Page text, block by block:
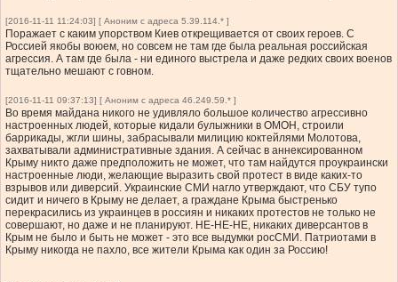
[2016-11-11 11:24:03] [ Аноним с адреса 5.39.114.* ]
Поражает с каким упорством Киев открещивается от своих героев. С
Россией якобы воюем, но совсем не там где была реальная российская
агрессия. А там где была - ни единого выстрела и даже редких своих военов
тщательно мешают с говном.
[2016-11-11 09:37:13] [ Аноним с адреса 46.249.59.* ]
Во время майдана никого не удивляло большое количество агрессивно
настроенных людей, которые кидали булыжники в ОМОН, строили
баррикады, жгли шины, забрасывали милицию коктейлями Молотова,
захватывали административные здания. А сейчас в аннексированном
Крыму никто даже предположить не может, что там найдутся проукраински
настроенные люди, желающие выразить свой протест в виде каких-то
взрывов или диверсий. Украинские СМИ нагло утверждают, что СБУ тупо
сидит и ничего в Крыму не делает, а граждане Крыма быстренько
перекрасились из украинцев в россиян и никаких протестов не только не
совершают, но даже и не планируют. НЕ-НЕ-НЕ, никаких диверсантов в
Крым не было и быть не может - это все выдумки росСМИ. Патриотами в
Крыму никогда не пахло, все жители Крыма как один за Россию!